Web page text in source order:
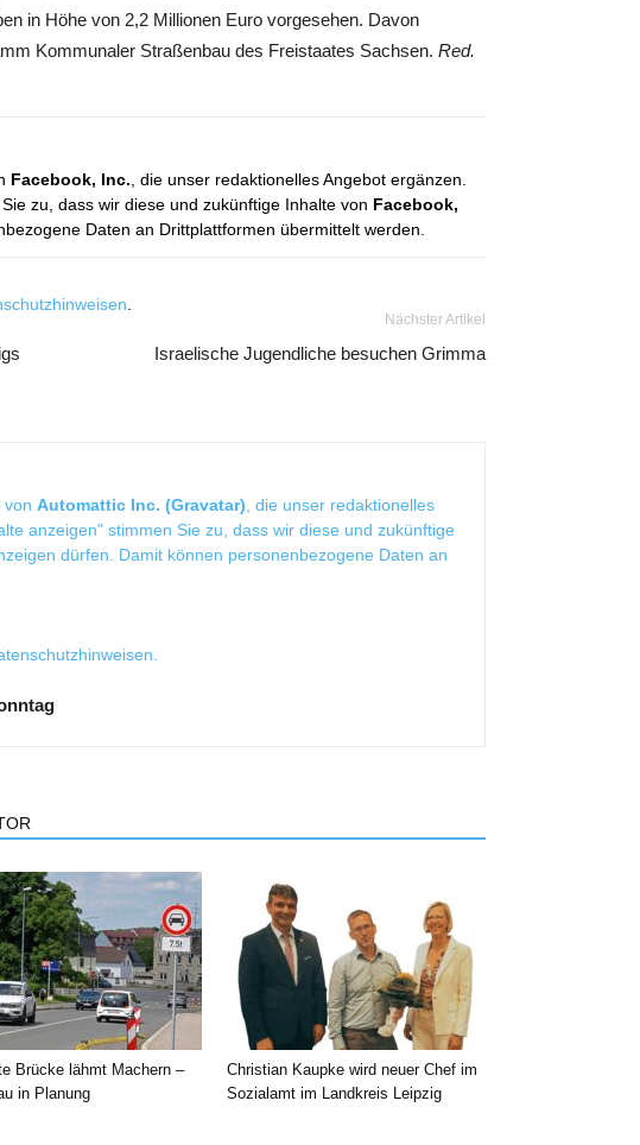
in Höhe von 2,2 Millionen Euro vorgesehen. Davon
Kommunaler Straßenbau des Freistaates Sachsen. Red.
Facebook, Inc. , die unser redaktionelles Angebot ergänzen.
zu, dass wir diese und zukünftige Inhalte von Facebook,
Daten an Drittplattformen übermittelt werden.
Nächster Artikel
Israelische Jugendliche besuchen Grimma
von Automattic Inc. (Gravatar) , die unser redaktionelles
anzeigen" stimmen Sie zu, dass wir diese und zukünftige
dürfen. Damit können personenbezogene Daten an
Brücke lähmt Machern –
in Planung
Christian Kaupke wird neuer Chef im
Sozialamt im Landkreis Leipzig